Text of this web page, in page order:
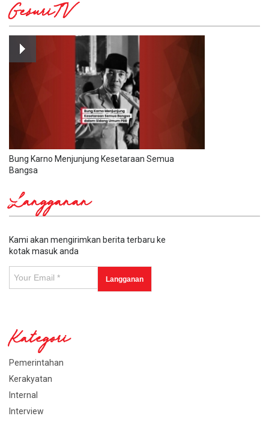
GesuriTV
Bung Karno Menjunjung Kesetaraan Semua
Bangsa
Langganan
Kami akan mengirimkan berita terbaru ke
kotak masuk anda
Kategori
Pemerintahan
Kerakyatan
Internal
Interview